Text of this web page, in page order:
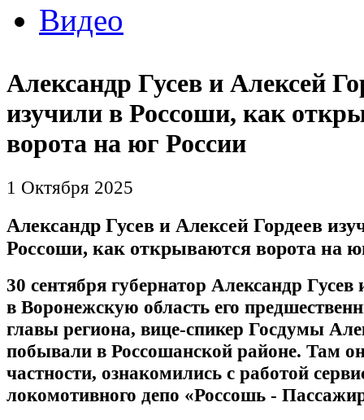
Видео
Александр Гусев и Алексей
изучили в Россоши, как
ворота на юг России
1 Октября 2025
Александр Гусев и Алексей Гордеев
Россоши, как открываются ворота на
30 сентября губернатор Александр
в Воронежскую область его
главы региона, вице-спикер Госдумы
побывали в Россошанской районе. Там
частности, ознакомились с работой
локомотивного депо «Россошь -